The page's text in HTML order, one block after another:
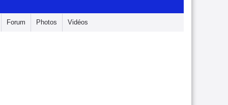
Forum Photos Vidéos